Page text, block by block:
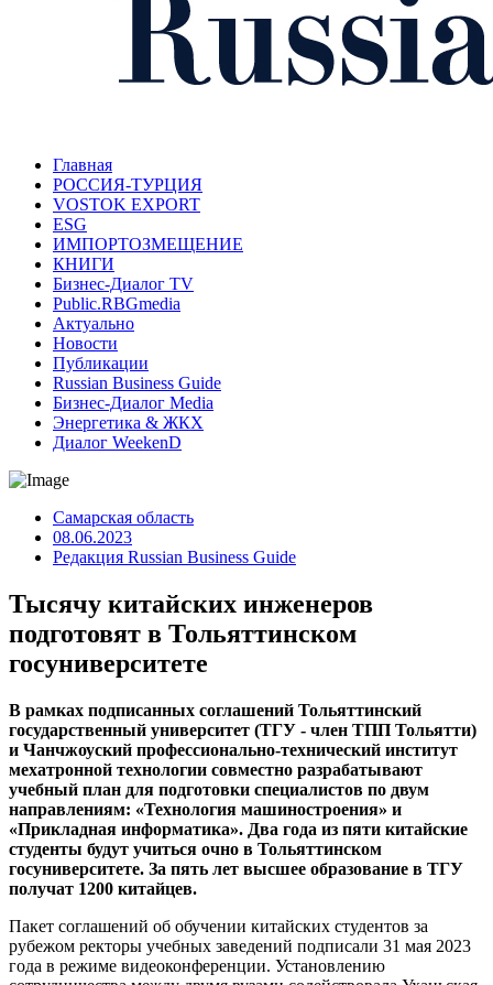
Главная
РОССИЯ-ТУРЦИЯ
VOSTOK EXPORT
ESG
ИМПОРТОЗМЕЩЕНИЕ
КНИГИ
Бизнес-Диалог TV
Public.RBGmedia
Актуально
Новости
Публикации
Russian Business Guide
Бизнес-Диалог Media
Энергетика & ЖКХ
Диалог WeekenD
Самарская область
08.06.2023
Редакция Russian Business Guide
Тысячу китайских инженеров
подготовят в Тольяттинском
госуниверситете
В рамках подписанных соглашений Тольяттинский
государственный университет (ТГУ - член ТПП Тольятти)
и Чанчжоуский профессионально-технический институт
мехатронной технологии совместно разрабатывают
учебный план для подготовки специалистов по двум
направлениям: «Технология машиностроения» и
«Прикладная информатика». Два года из пяти китайские
студенты будут учиться очно в Тольяттинском
госуниверситете. За пять лет высшее образование в ТГУ
получат 1200 китайцев.
Пакет соглашений об обучении китайских студентов за
рубежом ректоры учебных заведений подписали 31 мая 2023
года в режиме видеоконференции. Установлению